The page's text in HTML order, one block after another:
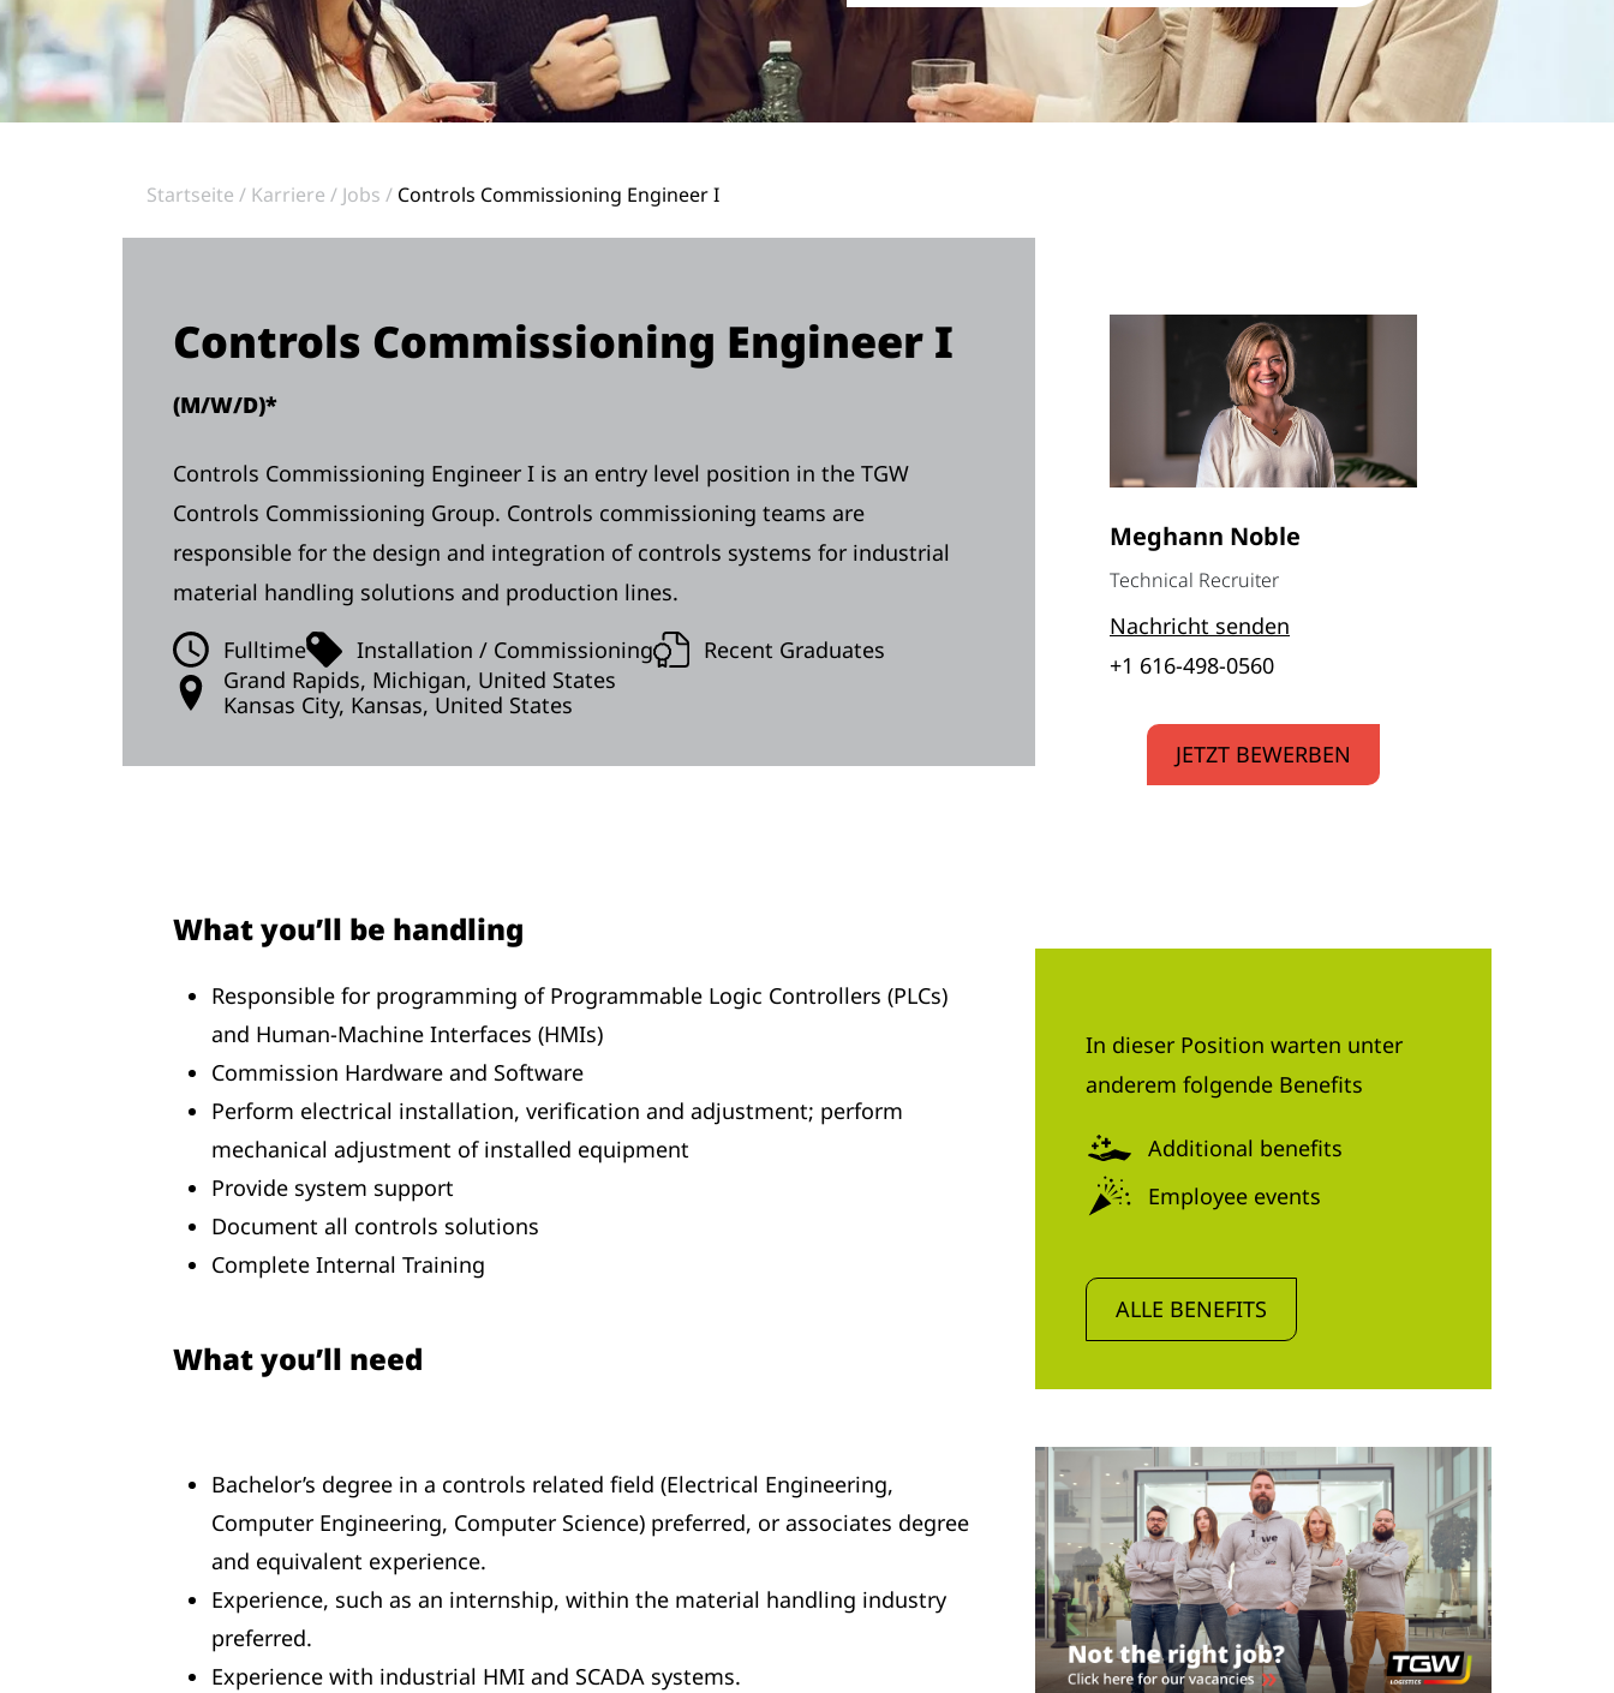
Startseite Karriere Jobs Controls Commissioning Engineer I
Controls Commissioning Engineer I
(M/W/D)*
Controls Commissioning Engineer I is an entry level position in the TGW
Controls Commissioning Group. Controls commissioning teams are
responsible for the design and integration of controls systems for industrial
material handling solutions and production lines.
Fulltime
Installation / Commissioning
Recent Graduates
Grand Rapids, Michigan, United States
Kansas City, Kansas, United States
Meghann Noble
Technical Recruiter
Nachricht senden
+1 616-498-0560
JETZT BEWERBEN
What you’ll be handling
Responsible for programming of Programmable Logic Controllers (PLCs)
and Human-Machine Interfaces (HMIs)
Commission Hardware and Software
Perform electrical installation, verification and adjustment; perform
mechanical adjustment of installed equipment
Provide system support
Document all controls solutions
Complete Internal Training
What you’ll need
Bachelor’s degree in a controls related field (Electrical Engineering,
Computer Engineering, Computer Science) preferred, or associates degree
and equivalent experience.
Experience, such as an internship, within the material handling industry
preferred.
Experience with industrial HMI and SCADA systems.
In dieser Position warten unter
anderem folgende Benefits
Additional benefits
Employee events
ALLE BENEFITS